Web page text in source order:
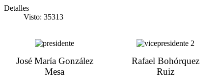
Detalles
Visto: 35313
José María González
Mesa
Rafael Bohórquez
Ruiz